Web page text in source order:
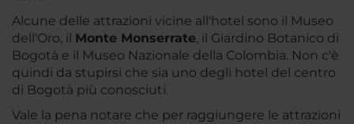
Alcune delle attrazioni vicine all'hotel sono il Museo
dell'Oro, il Monte Monserrate, il Giardino Botanico di
Bogotà e il Museo Nazionale della Colombia. Non c'è
quindi da stupirsi che sia uno degli hotel del centro
di Bogotà più conosciuti.
Vale la pena notare che per raggiungere le attrazioni